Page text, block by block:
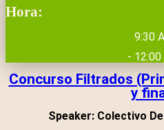
Hora:
9:30
- 12:00
Concurso Filtrados
y
Speaker: Colectivo